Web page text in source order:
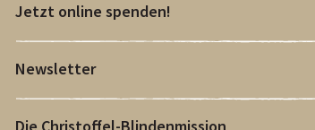
Jetzt online spenden!
Newsletter